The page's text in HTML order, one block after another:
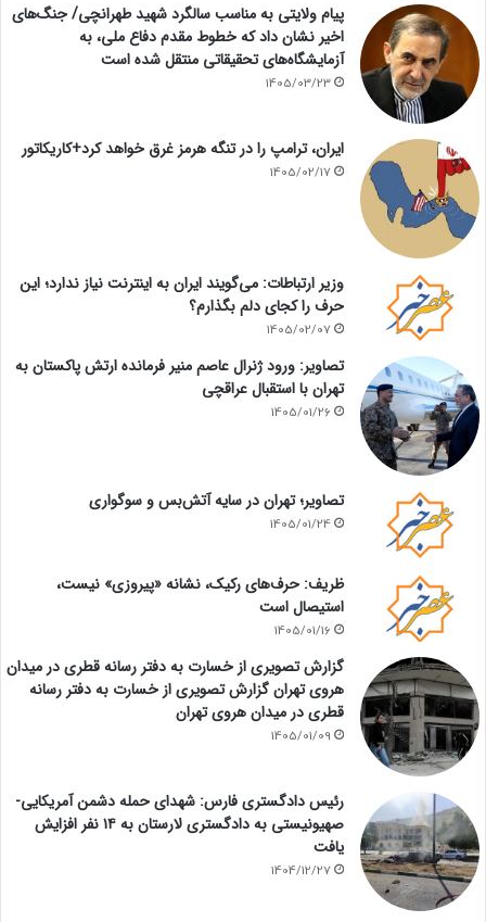
پیام ولایتی به مناسب سالگرد شهید طهرانچی/ جنگ‌های
اخیر نشان داد که خطوط مقدم دفاع ملی، به
آزمایشگاه‌های تحقیقاتی منتقل شده است
1405/03/23
ایران، ترامپ را در تنگه هرمز غرق خواهد کرد+کاریکاتور
1405/02/17
وزیر ارتباطات: می‌گویند ایران به اینترنت نیاز ندارد؛ این
حرف را کجای دلم بگذارم؟
1405/02/07
تصاویر: ورود ژنرال عاصم منیر فرمانده ارتش پاکستان به
تهران با استقبال عراقچی
1405/01/26
تصاویر؛ تهران در سایه آتش‌بس و سوگواری
1405/01/24
ظریف: حرف‌های رکیک، نشانه «پیروزی» نیست،
استیصال است
1405/01/16
گزارش تصویری از خسارت به دفتر رسانه قطری در میدان
هروی تهران گزارش تصویری از خسارت به دفتر رسانه
قطری در میدان هروی تهران
1405/01/09
رئیس دادگستری فارس: شهدای حمله دشمن آمریکایی-
صهیونیستی به دادگستری لارستان به ۱۴ نفر افزایش
یافت
1404/12/27